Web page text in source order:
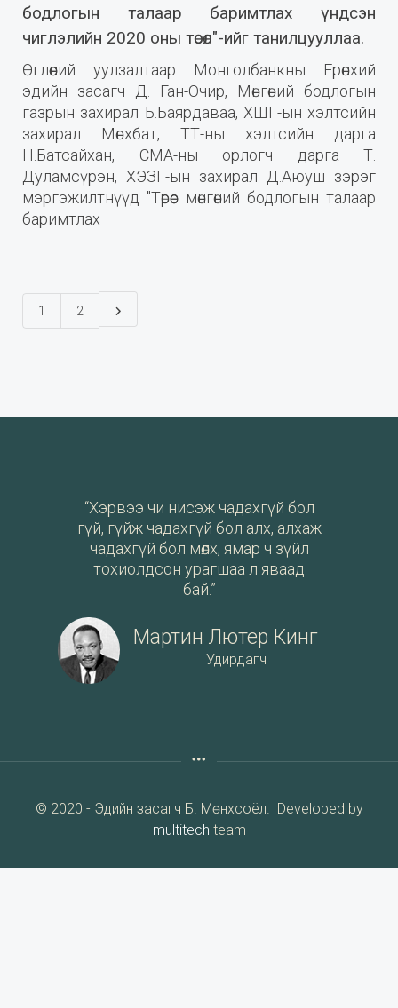
бодлогын талаар баримтлах үндсэн
чиглэлийн 2020 оны төсөл"-ийг танилцууллаа.
Өглөөний уулзалтаар Монголбанкны Ерөнхий
эдийн засагч Д. Ган-Очир, Мөнгөний бодлогын
газрын захирал Б.Баярдаваа, ХШГ-ын хэлтсийн
захирал Мөнхбат, ТТ-ны хэлтсийн дарга
Н.Батсайхан, СМА-ны орлогч дарга Т.
Дуламсүрэн, ХЭЗГ-ын захирал Д.Аюуш зэрэг
мэргэжилтнүүд "Төрөөс мөнгөний бодлогын талаар
баримтлах
1 2
“Хэрвээ чи нисэж чадахгүй бол
гүй, гүйж чадахгүй бол алх, алхаж
чадахгүй бол мөлх, ямар ч зүйл
тохиолдсон урагшаа л яваад
бай.”
Мартин Лютер Кинг
Удирдагч
© 2020 - Эдийн засагч Б. Мөнхсоёл. Developed by
multitech team